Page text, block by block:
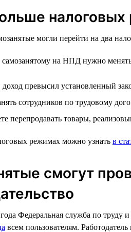
могли перейти на два
самозанятому на НПД нужно
превысил установленный
сотрудников по трудовому
перепродавать товары,
режимах можно узнать в
смогут
Федеральная служба по труду и
всем пользователям.